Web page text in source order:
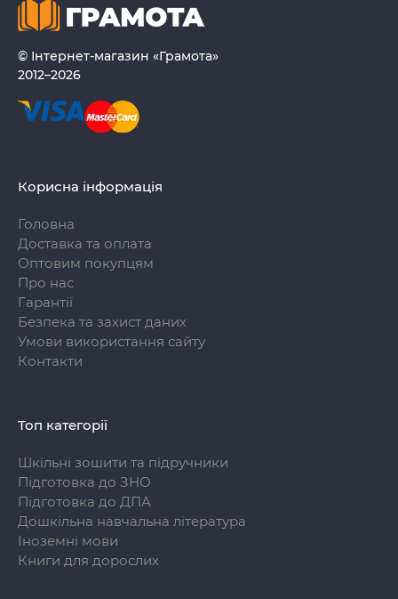
© Інтернет-магазин «Грамота»
2012–2026
Корисна інформація
Головна
Доставка та оплата
Оптовим покупцям
Про нас
Гарантії
Безпека та захист даних
Умови використання сайту
Контакти
Топ категорії
Шкільні зошити та підручники
Підготовка до ЗНО
Підготовка до ДПА
Дошкільна навчальна література
Іноземні мови
Книги для дорослих